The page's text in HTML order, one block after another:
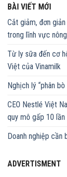
BÀI VIẾT MỚI
Cắt giảm, đơn
trong lĩnh vực
Từ ly sữa đến cơ
Việt của Vinamilk
Nghịch lý “phân
CEO Nestlé Việt
quy mô gấp 10 lần
Doanh nghiệp cần
ADVERTISMENT